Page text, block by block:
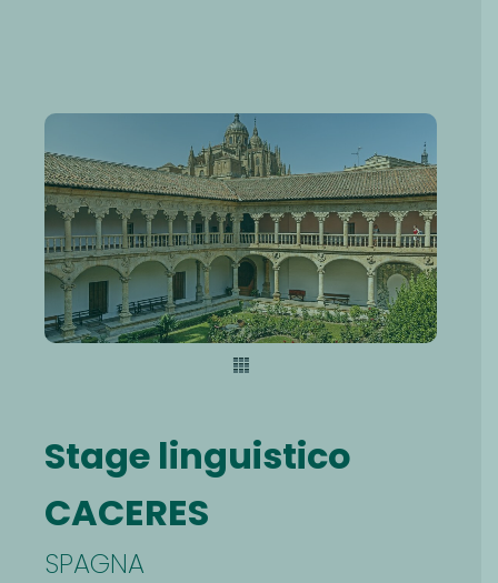
Stage linguistico
CACERES
SPAGNA